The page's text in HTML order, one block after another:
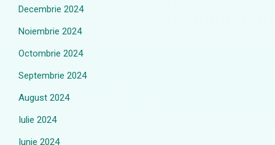
Decembrie 2024
Noiembrie 2024
Octombrie 2024
Septembrie 2024
August 2024
Iulie 2024
Iunie 2024